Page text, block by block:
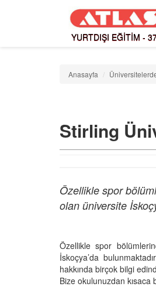
YURTDIŞI EĞİTİM -
Anasayfa
Stirling
Özellikle spor
olan üniversite
Özellikle spor
İskoçya’da
hakkında birçok bilgi
Bize okulunuzdan kısaca